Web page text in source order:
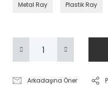
Metal Ray Plastik Ray
Arkadaşına Öner